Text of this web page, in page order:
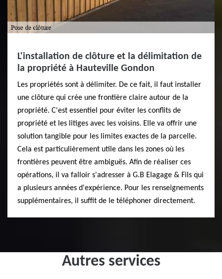
L'installation de clôture et la délimitation de
la propriété à Hauteville Gondon
Les propriétés sont à délimiter. De ce fait, il faut installer
une clôture qui crée une frontière claire autour de la
propriété. C'est essentiel pour éviter les conflits de
propriété et les litiges avec les voisins. Elle va offrir une
solution tangible pour les limites exactes de la parcelle.
Cela est particulièrement utile dans les zones où les
frontières peuvent être ambiguës. Afin de réaliser ces
opérations, il va falloir s'adresser à G.B Elagage & Fils qui
a plusieurs années d'expérience. Pour les renseignements
supplémentaires, il suffit de le téléphoner directement.
Autres services